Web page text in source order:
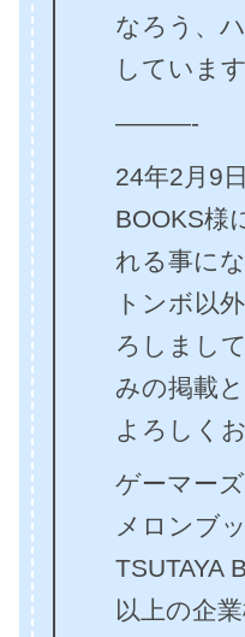
なろう、
しています
———-
24年2月9
BOOKS様
れる事に
トンボ以
ろしまし
みの掲載
よろしく
ゲーマー
メロンブ
TSUTAYA
以上の企